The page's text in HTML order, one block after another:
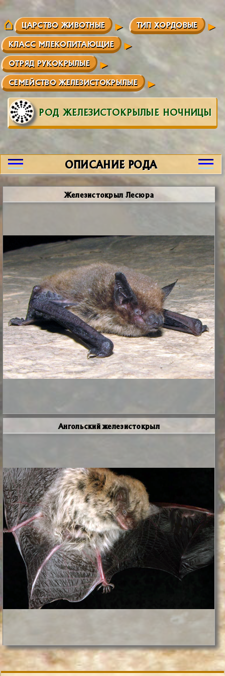
ЦАРСТВО ЖИВОТНЫЕ ТИП ХОРДОВЫЕ
КЛАСС МЛЕКОПИТАЮЩИЕ
ОТРЯД РУКОКРЫЛЫЕ
СЕМЕЙСТВО ЖЕЛЕЗИСТОКРЫЛЫЕ
РОД ЖЕЛЕЗИСТОКРЫЛЫЕ НОЧНИЦЫ
ОПИСАНИЕ РОДА
Железистокрыл Лесюра
Ангольский железистокрыл